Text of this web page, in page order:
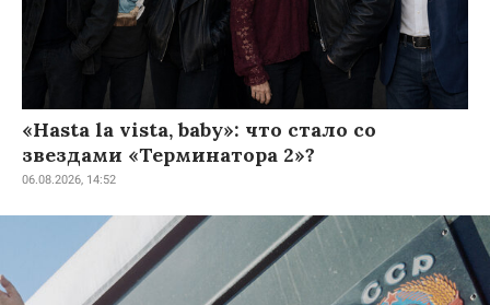
«Hasta la vista, baby»: что стало со
звездами «Терминатора 2»?
06.08.2026, 14:52